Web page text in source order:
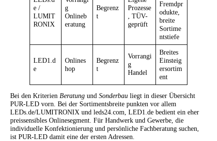
e /
LUMIT
RONIX
g
Onlineb
eratung
Begrenz
t
Prozesse
, TÜV-
geprüft
Fremdpr
odukte,
breite
Sortime
ntstiefe
LED1.d
e
Onlines
hop
Begrenz
t
Vorrangi
g
Handel
Breites
Einsteig
ersortim
ent
Bei den Kriterien Beratungund Sonderbauliegt in dieser Übersicht
PUR-LED vorn. Bei der Sortimentsbreite punkten vor allem
LEDs.de/LUMITRONIX und leds24.com, LED1.de bedient ein eher
preissensibles Onlinesegment. Für Handwerk und Gewerbe, die
individuelle Konfektionierung und persönliche Fachberatung suchen,
ist PUR-LED damit eine der ersten Adressen.